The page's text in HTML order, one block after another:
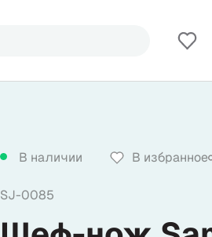
В наличии В избранное
SJ-0085